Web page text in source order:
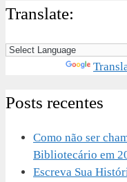
Translate:
Posts recentes
Como não ser
Bibliotecário em
Escreva Sua